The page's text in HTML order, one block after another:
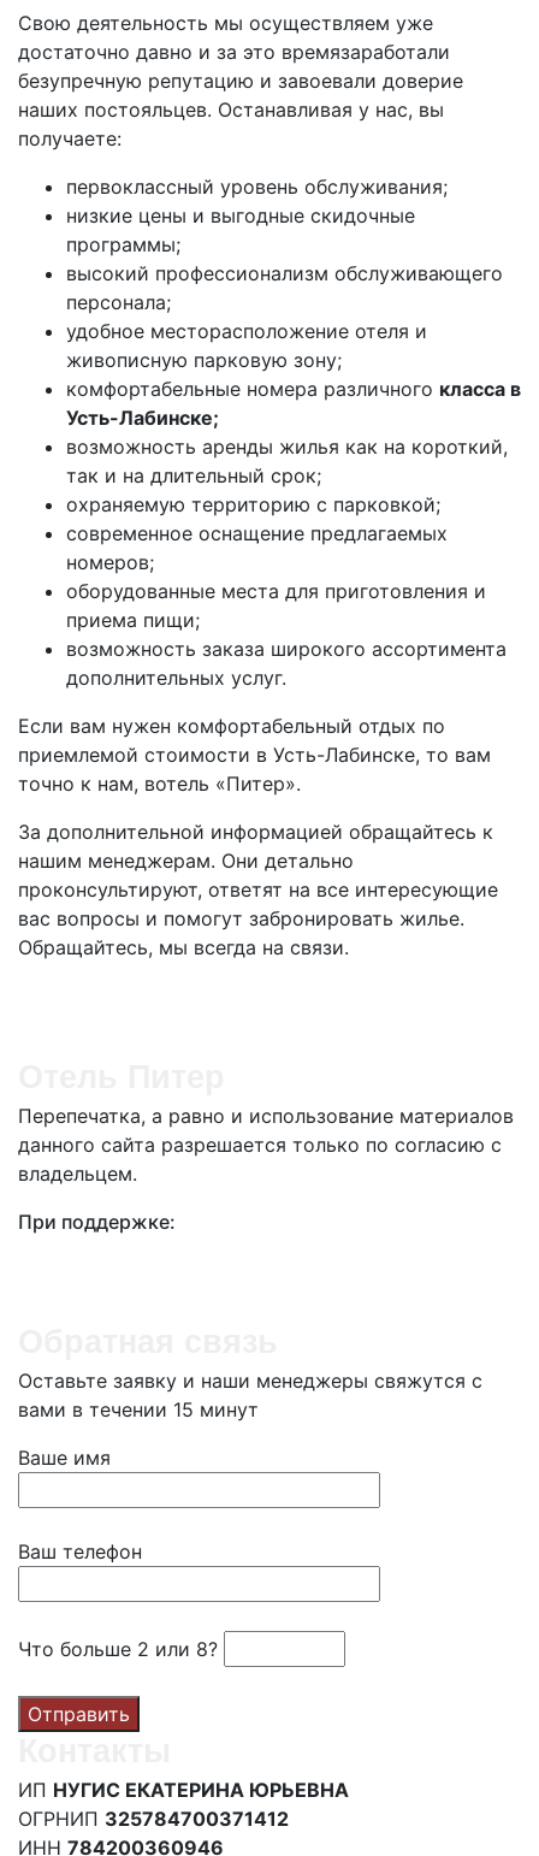
Свою деятельность мы осуществляем уже
достаточно давно и за это времязаработали
безупречную репутацию и завоевали доверие
наших постояльцев. Останавливая у нас, вы
получаете:
первоклассный уровень обслуживания;
низкие цены и выгодные скидочные
программы;
высокий профессионализм обслуживающего
персонала;
удобное месторасположение отеля и
живописную парковую зону;
комфортабельные номера различного класса в
Усть-Лабинске;
возможность аренды жилья как на короткий,
так и на длительный срок;
охраняемую территорию с парковкой;
современное оснащение предлагаемых
номеров;
оборудованные места для приготовления и
приема пищи;
возможность заказа широкого ассортимента
дополнительных услуг.
Если вам нужен комфортабельный отдых по
приемлемой стоимости в Усть-Лабинске, то вам
точно к нам, вотель «Питер».
За дополнительной информацией обращайтесь к
нашим менеджерам. Они детально
проконсультируют, ответят на все интересующие
вас вопросы и помогут забронировать жилье.
Обращайтесь, мы всегда на связи.
Перепечатка, а равно и использование материалов
данного сайта разрешается только по согласию с
владельцем.
При поддержке:
Оставьте заявку и наши менеджеры свяжутся с
вами в течении 15 минут
Ваше имя
Ваш телефон
Что больше 2 или 8?
ИП НУГИС ЕКАТЕРИНА ЮРЬЕВНА
ОГРНИП 325784700371412
ИНН 784200360946